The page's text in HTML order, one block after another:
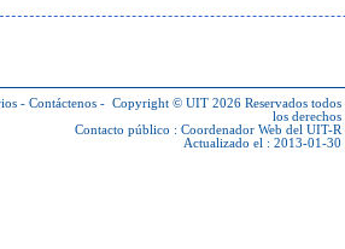
- Contáctenos - Copyright © UIT 2026 Reservados todos
los derechos
Contacto público : Coordenador Web del UIT-R
Actualizado el : 2013-01-30